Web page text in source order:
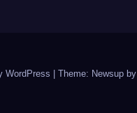
WordPress Theme: Newsup by